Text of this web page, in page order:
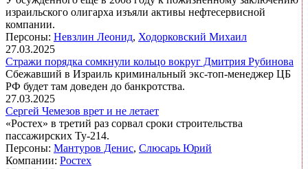
израильского олигарха изъяли активы нефтесервисной
компании.
Персоны: Невзлин Леонид, Ходорковский Михаил
27.03.2025
Стражи порядка сомкнули кольцо вокруг Дмитрия Рубинова
Сбежавший в Израиль криминальный экс-топ-менеджер ЦБ
РФ будет там доведен до банкротства.
27.03.2025
Сергей Чемезов врет и не летает
«Ростех» в третий раз сорвал сроки строительства
пассажирских Ту-214.
Персоны: Мантуров Денис, Слюсарь Юрий
Компании: Ростех